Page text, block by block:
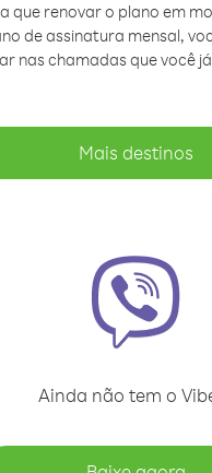
que renovar o plano em
de assinatura mensal,
nas chamadas que você
Mais destinos
Ainda não tem o